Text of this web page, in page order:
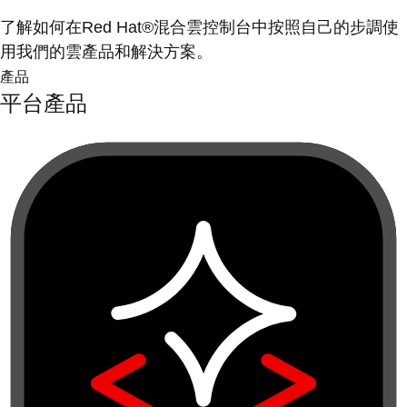
了解如何在Red Hat®混合雲控制台中按照自己的步調使
用我們的雲產品和解決方案。
產品
平台產品